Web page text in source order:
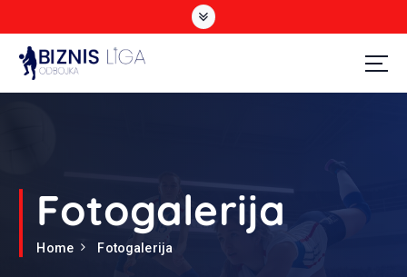
Odbojka
Fotogalerija
Home Fotogalerija